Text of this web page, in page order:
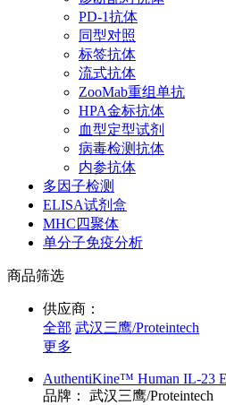
PD-1抗体
同型对照
标签抗体
流式抗体
ZooMab重组单抗
HPA金标抗体
血型定型试剂
病毒检测抗体
内参抗体
多因子检测
ELISA试剂盒
MHC四聚体
单分子免疫分析
商品筛选
供应商：
全部 武汉三鹰/Proteintech
更多
AuthentiKine™ Human IL-23
品牌：
武汉三鹰/Proteintech